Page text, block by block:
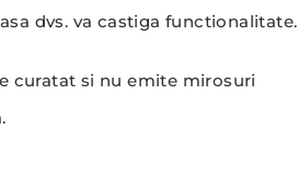
dvs. va castiga functionalitate.
curatat si nu emite mirosuri